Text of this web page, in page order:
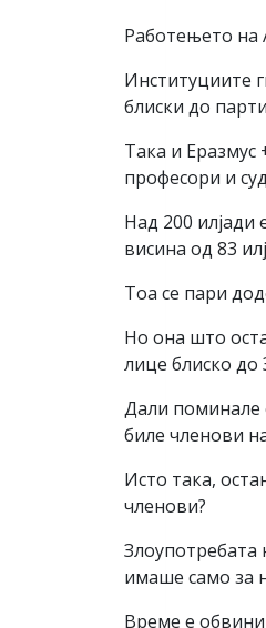
Работењето на
Институциите
блиски до
Така и
професори и
Над 200 илјади
висина од 83
Тоа се пари
Но она што
лице блиско до
Дали поминале
биле членови
Исто така,
членови?
Злоупотребата
имаше само за
Време е